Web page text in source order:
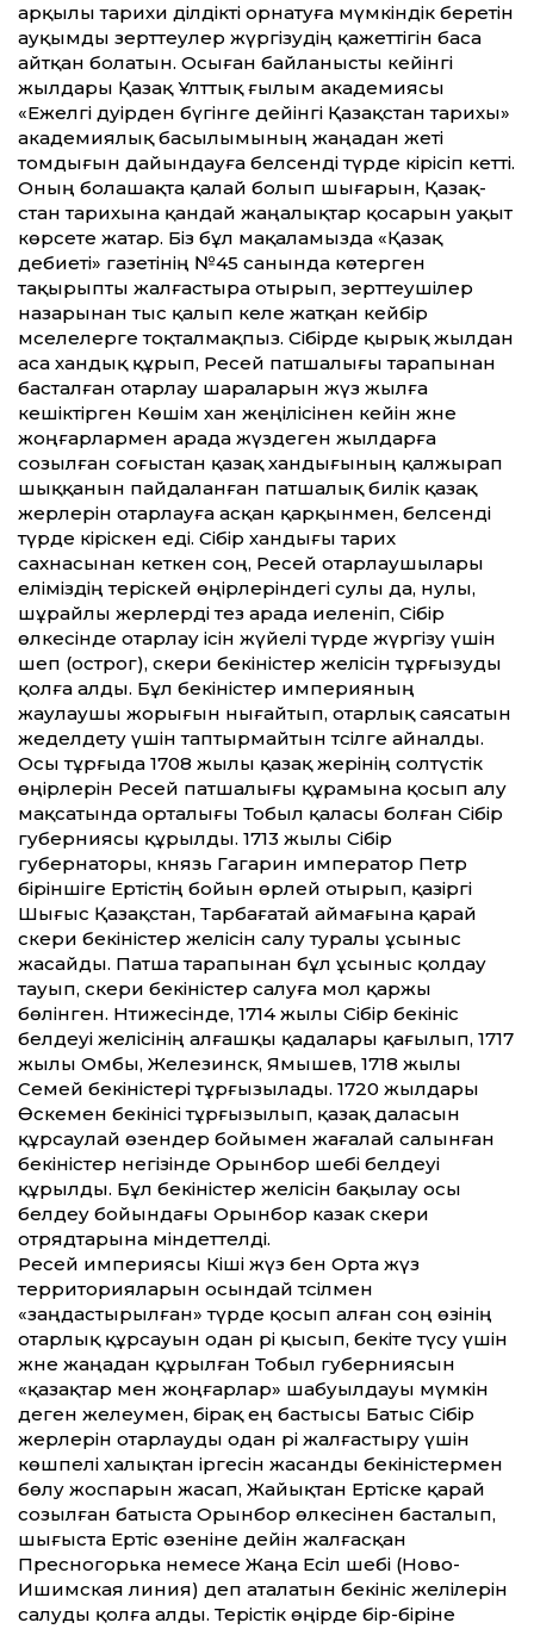
арқылы тарихи әділдікті орнатуға мүмкіндік беретін
ауқымды зерт­теулер жүргізудің қажет­тігін баса
айтқан болатын. Осыған байланысты ке­йінгі
жылдары Қазақ Ұлт­тық ғылым академиясы
«Ежелгі дәуірден бүгінге де­йінгі Қазақ­стан тарихы»
академиялық басылымының жаңадан жеті
томдығын дайындауға белсенді түрде кірісіп кет­ті.
Оның болашақта қалай болып шығарын, Қазақ­
стан тарихына қандай жаңалықтар қосарын уақыт
көрсете жатар. Біз бұл мақаламызда «Қазақ
әдебиеті» газетінің №45 санында көтерген
тақырыпты жалғастыра отырып, зерт­теушілер
назарынан тыс қалып келе жатқан кейбір
мәселелерге тоқталмақпыз. Сібірде қырық жылдан
аса хандық құрып, Ресей патшалығы тарапынан
басталған отарлау шараларын жүз жылға
кешіктірген Көшім хан жеңілісінен ке­йін және
жоңғарлармен арада жүздеген жылдарға
созылған соғыстан қазақ хандығының қалжырап
шыққанын пайдаланған патшалық билік қазақ
жерлерін отарлауға асқан қарқынмен, белсенді
түрде кіріскен еді. Сібір хандығы тарих
сахнасынан кеткен соң, Ресей отарлаушылары
еліміздің теріскей өңірлеріндегі сулы да, нулы,
шұрайлы жерлерді тез арада иеленіп, Сібір
өлкесінде отарлау ісін жүйелі түрде жүргізу үшін
шеп (острог), әскери бекіністер желісін тұрғызуды
қолға алды. Бұл бекіністер империяның
жаулаушы жорығын нығайтып, отарлық саясатын
жеделдету үшін таптырмайтын тәсілге айналды.
Осы тұрғыда 1708 жылы қазақ жерінің солтүстік
өңірлерін Ресей патшалығы құрамына қосып алу
мақсатында орталығы Тобыл қаласы болған Сібір
губерниясы құрылды. 1713 жылы Сібір
губернаторы, князь Гагарин император Петр
біріншіге Ертістің бойын өрлей отырып, қазіргі
Шығыс Қазақ­стан, Тарбағатай аймағына қарай
әскери бекіністер желісін салу туралы ұсыныс
жасайды. Патша тарапынан бұл ұсыныс қолдау
тауып, әскери бекіністер салуға мол қаржы
бөлінген. Нәтижесінде, 1714 жылы Сібір бекініс
белдеуі желісінің алғашқы қадалары қағылып, 1717
жылы Омбы, Железинск, Ямышев, 1718 жылы
Семей бекіністері тұрғызылады. 1720 жылдары
Өскемен бекінісі тұрғызылып, қазақ даласын
құрсаулай өзендер бойымен жағалай салынған
бекіністер негізінде Орынбор шебі белдеуі
құрылды. Бұл бекіністер желісін бақылау осы
белдеу бойындағы Орынбор казак әскери
отрядтарына міндет­телді.
Ресей империясы Кіші жүз бен Орта жүз
территорияларын осындай тәсілмен
«заңдастырылған» түрде қосып алған соң өзінің
отарлық құрсауын одан әрі қысып, бекіте түсу үшін
және жаңадан құрылған Тобыл губерниясын
«қазақтар мен жоңғарлар» шабуылдауы мүмкін
деген желеумен, бірақ ең бастысы Батыс Сібір
жерлерін отарлауды одан әрі жалғастыру үшін
көшпелі халықтан іргесін жасанды бекіністермен
бөлу жоспарын жасап, Жайықтан Ертіске қарай
созылған батыста Орынбор өлкесінен басталып,
шығыста Ертіс өзеніне де­йін жалғасқан
Пресногорька немесе Жаңа Есіл шебі (Ново-
Ишимская линия) деп аталатын бекініс желілерін
салуды қолға алды. Терістік өңірде бір-біріне